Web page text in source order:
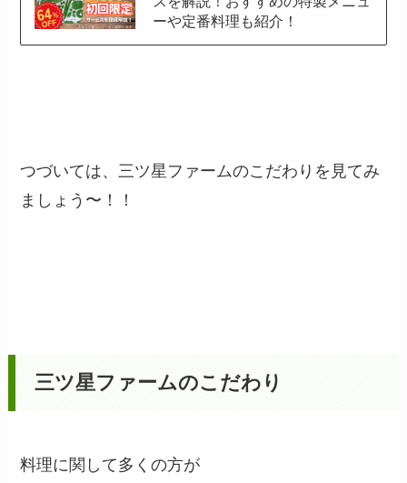
ーや定番料理も紹介！
つづいては、三ツ星ファームのこだわりを見てみ
ましょう〜！！
三ツ星ファームのこだわり
料理に関して多くの方が